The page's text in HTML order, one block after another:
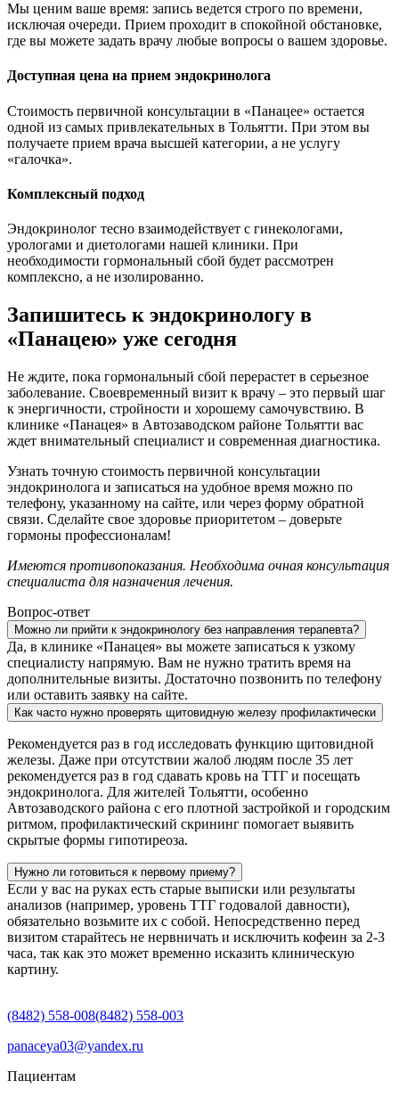
Мы ценим ваше время: запись ведется строго по времени,
исключая очереди. Прием проходит в спокойной обстановке,
где вы можете задать врачу любые вопросы о вашем здоровье.
Доступная цена на прием эндокринолога
Стоимость первичной консультации в «Панацее» остается
одной из самых привлекательных в Тольятти. При этом вы
получаете прием врача высшей категории, а не услугу
«галочка».
Комплексный подход
Эндокринолог тесно взаимодействует с гинекологами,
урологами и диетологами нашей клиники. При
необходимости гормональный сбой будет рассмотрен
комплексно, а не изолированно.
Запишитесь к эндокринологу в
«Панацею» уже сегодня
Не ждите, пока гормональный сбой перерастет в серьезное
заболевание. Своевременный визит к врачу – это первый шаг
к энергичности, стройности и хорошему самочувствию. В
клинике «Панацея» в Автозаводском районе Тольятти вас
ждет внимательный специалист и современная диагностика.
Узнать точную стоимость первичной консультации
эндокринолога и записаться на удобное время можно по
телефону, указанному на сайте, или через форму обратной
связи. Сделайте свое здоровье приоритетом – доверьте
гормоны профессионалам!
Имеются противопоказания. Необходима очная консультация
специалиста для назначения лечения.
Вопрос-ответ
Можно ли прийти к эндокринологу без направления терапевта?
Да, в клинике «Панацея» вы можете записаться к узкому
специалисту напрямую. Вам не нужно тратить время на
дополнительные визиты. Достаточно позвонить по телефону
или оставить заявку на сайте.
Как часто нужно проверять щитовидную железу профилактически
Рекомендуется раз в год исследовать функцию щитовидной
железы. Даже при отсутствии жалоб людям после 35 лет
рекомендуется раз в год сдавать кровь на ТТГ и посещать
эндокринолога. Для жителей Тольятти, особенно
Автозаводского района с его плотной застройкой и городским
ритмом, профилактический скрининг помогает выявить
скрытые формы гипотиреоза.
Нужно ли готовиться к первому приему?
Если у вас на руках есть старые выписки или результаты
анализов (например, уровень ТТГ годовалой давности),
обязательно возьмите их с собой. Непосредственно перед
визитом старайтесь не нервничать и исключить кофеин за 2-3
часа, так как это может временно исказить клиническую
картину.
(8482) 558-008(8482) 558-003
panaceya03@yandex.ru
Пациентам